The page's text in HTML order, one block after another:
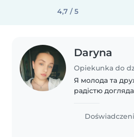
4,7 / 5
Daryna
Я молода та
радістю
відсутність
широкі знання
стануть у